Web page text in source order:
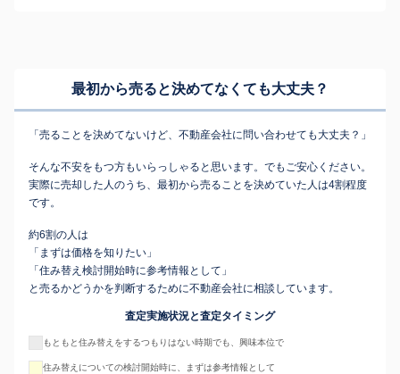
最初から売ると決めてなくても大丈夫？
「売ることを決めてないけど、不動産会社に問い合わせても大丈夫？」
そんな不安をもつ方もいらっしゃると思います。でもご安心ください。
実際に売却した人のうち、最初から売ることを決めていた人は4割程度
です。
約6割の人は
「まずは価格を知りたい」
「住み替え検討開始時に参考情報として」
と売るかどうかを判断するために不動産会社に相談しています。
査定実施状況と査定タイミング
もともと住み替えをするつもりはない時期でも、興味本位で
住み替えについての検討開始時に、まずは参考情報として